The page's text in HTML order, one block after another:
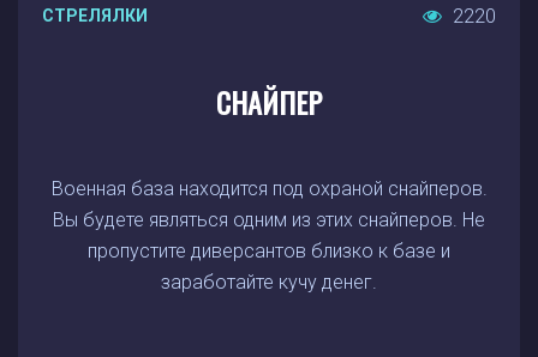
СТРЕЛЯЛКИ 2220
СНАЙПЕР
Военная база находится под охраной снайперов.
Вы будете являться одним из этих снайперов. Не
пропустите диверсантов близко к базе и
заработайте кучу денег.